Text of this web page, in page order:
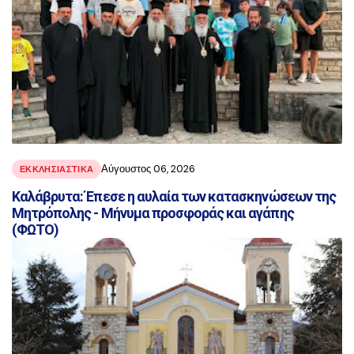
ΕΚΚΛΗΣΙΑΣΤΙΚΑ Αύγουστος 06, 2026
Καλάβρυτα: Έπεσε η αυλαία των κατασκηνώσεων της
Μητρόπολης - Μήνυμα προσφοράς και αγάπης
(ΦΩΤΟ)